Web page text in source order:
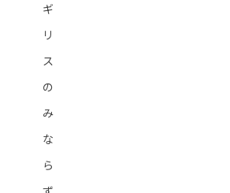
ギ
リ
ス
の
み
な
ら